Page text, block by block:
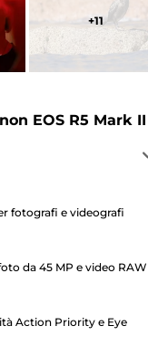
+11
EOS R5 Mark II
fotografi e videografi
da 45 MP e video
Action Priority e Eye